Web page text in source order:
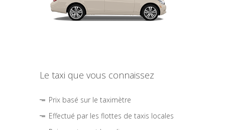
Le taxi que vous connaissez
Prix basé sur le taximètre
Effectué par les flottes de taxis locales